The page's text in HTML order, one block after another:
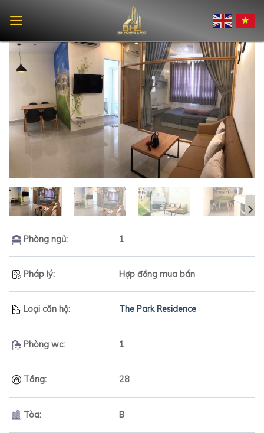
Phòng ngủ: 1
Pháp lý: Hợp đồng mua bán
Loại căn hộ: The Park Residence
Phòng wc: 1
Tầng: 28
Tòa: B